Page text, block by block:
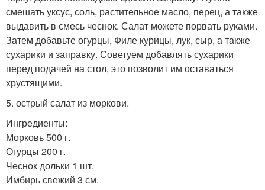
смешать уксус, соль, растительное масло, перец, а также
выдавить в смесь чеснок. Салат можете порвать руками.
Затем добавьте огурцы, Филе курицы, лук, сыр, а также
сухарики и заправку. Советуем добавлять сухарики
перед подачей на стол, это позволит им оставаться
хрустящими.
5. острый салат из моркови.
Ингредиенты:
Морковь 500 г.
Огурцы 200 г.
Чеснок дольки 1 шт.
Имбирь свежий 3 см.